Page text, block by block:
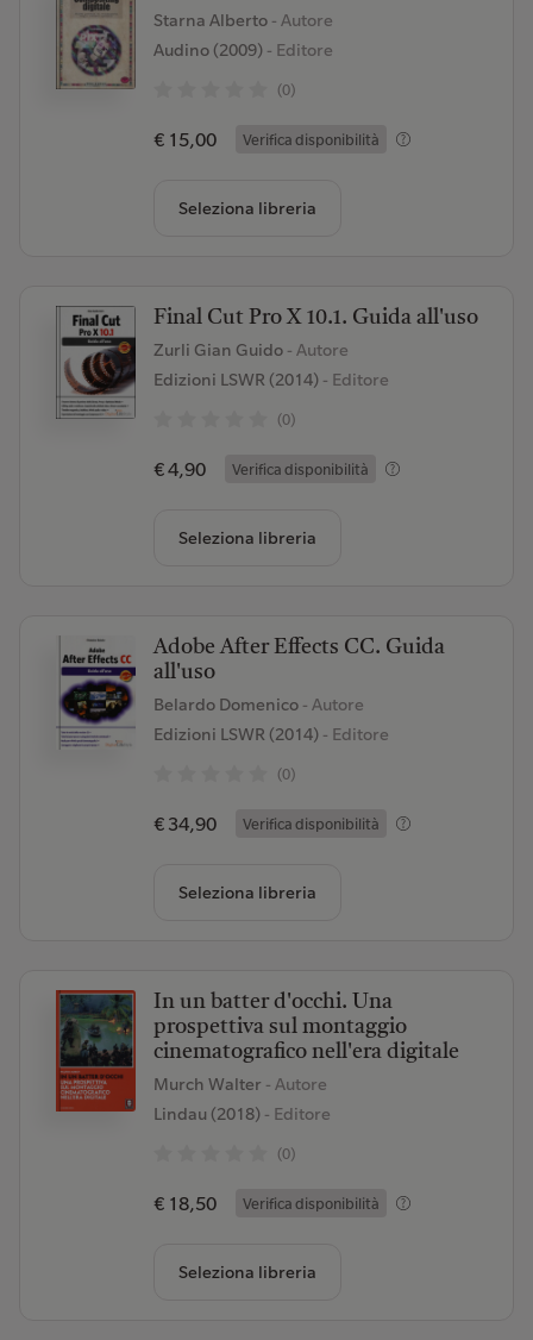
Starna Alberto - Autore
Audino (2009)- Editore
(0)
€ 15,00 Verifica disponibilità
Seleziona libreria
Final Cut Pro X 10.1. Guida all'uso
Zurli Gian Guido - Autore
Edizioni LSWR (2014)- Editore
(0)
€ 4,90 Verifica disponibilità
Seleziona libreria
Adobe After Effects CC. Guida
all'uso
Belardo Domenico - Autore
Edizioni LSWR (2014)- Editore
(0)
€ 34,90 Verifica disponibilità
Seleziona libreria
In un batter d'occhi. Una
prospettiva sul montaggio
cinematografico nell'era digitale
Murch Walter - Autore
Lindau (2018)- Editore
(0)
€ 18,50 Verifica disponibilità
Seleziona libreria